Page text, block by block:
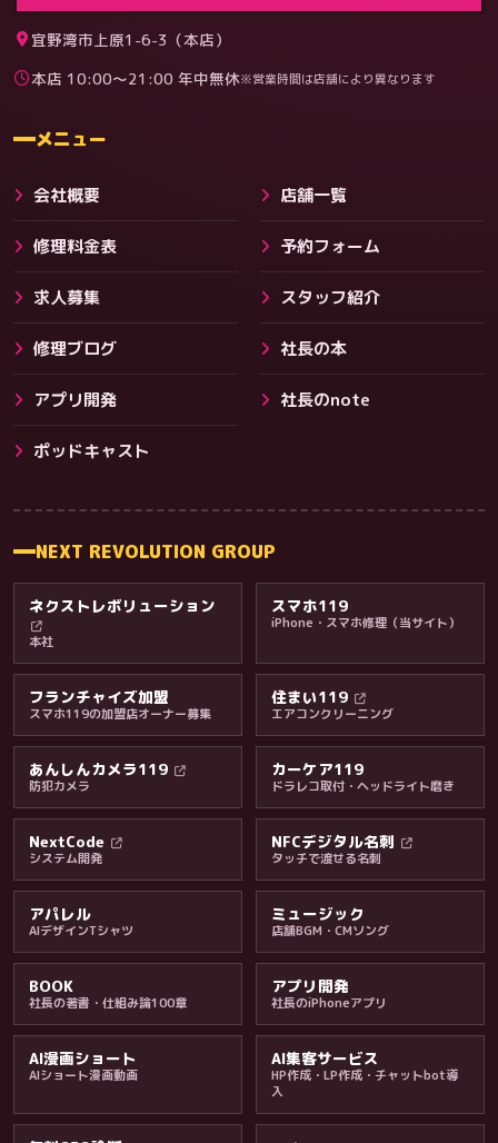
その他サービス
料金・保証・ご案内
料金
宜野湾市上原1-6-3（本店）
本店 10:00〜21:00 年中無休※営業時間は店舗により異なります
メニュー
会社概要 店舗一覧
修理料金表 予約フォーム
求人募集 スタッフ紹介
修理ブログ 社長の本
アプリ開発 社長のnote
ポッドキャスト
NEXT REVOLUTION GROUP
ネクストレボリューション
本社
スマホ119
iPhone・スマホ修理（当サイト）
フランチャイズ加盟
スマホ119の加盟店オーナー募集
住まい119
エアコンクリーニング
あんしんカメラ119
防犯カメラ
カーケア119
ドラレコ取付・ヘッドライト磨き
NextCode
システム開発
NFCデジタル名刺
タッチで渡せる名刺
アパレル
AIデザインTシャツ
ミュージック
店舗BGM・CMソング
BOOK
社長の著書・仕組み論100章
アプリ開発
社長のiPhoneアプリ
AI漫画ショート
AIショート漫画動画
AI集客サービス
HP作成・LP作成・チャットbot導
入